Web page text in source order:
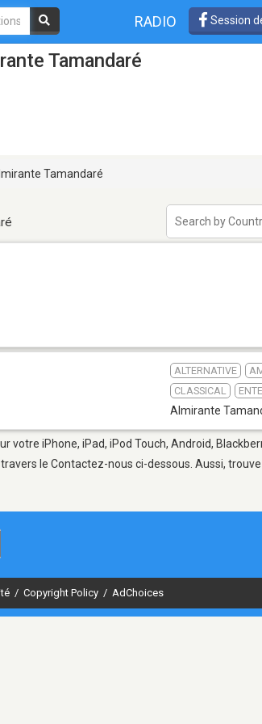
RADIO Session
Tamandaré
Tamandaré
ALTERNATIVE
CLASSICAL
Almirante
votre iPhone, iPad, iPod Touch, Android,
le Contactez-nous ci-dessous. Aussi,
/ Copyright Policy / AdChoices